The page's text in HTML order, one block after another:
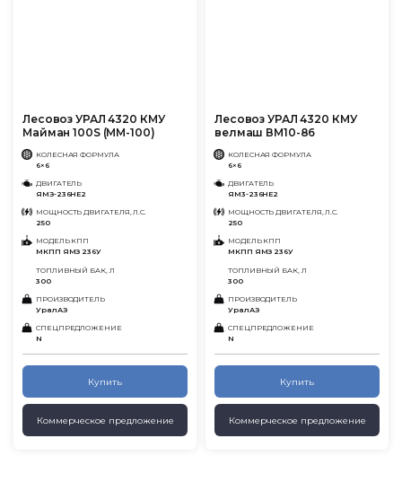
Лесовоз УРАЛ 4320 КМУ
Майман 100S (ММ-100)
КОЛЕСНАЯ ФОРМУЛА
6×6
ДВИГАТЕЛЬ
ЯМЗ-236НЕ2
МОЩНОСТЬ ДВИГАТЕЛЯ, Л.С.
250
МОДЕЛЬ КПП
МКПП ЯМЗ 236У
ТОПЛИВНЫЙ БАК, Л
300
ПРОИЗВОДИТЕЛЬ
УралАЗ
СПЕЦПРЕДЛОЖЕНИЕ
N
Купить
Коммерческое предложение
Лесовоз УРАЛ 4320 КМУ
велмаш ВМ10-86
КОЛЕСНАЯ ФОРМУЛА
6×6
ДВИГАТЕЛЬ
ЯМ3-236НЕ2
МОЩНОСТЬ ДВИГАТЕЛЯ, Л.С.
250
МОДЕЛЬ КПП
МКПП ЯМЗ 236У
ТОПЛИВНЫЙ БАК, Л
300
ПРОИЗВОДИТЕЛЬ
УралАЗ
СПЕЦПРЕДЛОЖЕНИЕ
N
Купить
Коммерческое предложение